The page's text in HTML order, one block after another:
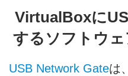
VirtualBoxに
するソフトウ
USB Network Gateは